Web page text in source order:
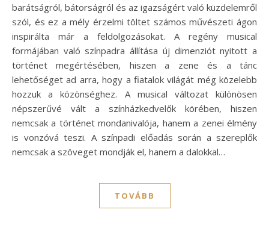
barátságról, bátorságról és az igazságért való küzdelemről
szól, és ez a mély érzelmi töltet számos művészeti ágon
inspirálta már a feldolgozásokat. A regény musical
formájában való színpadra állítása új dimenziót nyitott a
történet megértésében, hiszen a zene és a tánc
lehetőséget ad arra, hogy a fiatalok világát még közelebb
hozzuk a közönséghez. A musical változat különösen
népszerűvé vált a színházkedvelők körében, hiszen
nemcsak a történet mondanivalója, hanem a zenei élmény
is vonzóvá teszi. A színpadi előadás során a szereplők
nemcsak a szöveget mondják el, hanem a dalokkal…
TOVÁBB